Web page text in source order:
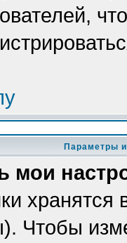
Параметры
мои
Чтобы